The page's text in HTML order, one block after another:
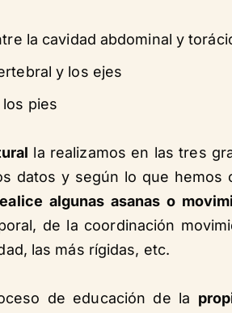
la cavidad abdominal y
y los ejes
pies
la realizamos en las tres
datos y según lo que hemos
algunas asanas o
de la coordinación
las más rígidas, etc.
de educación de la